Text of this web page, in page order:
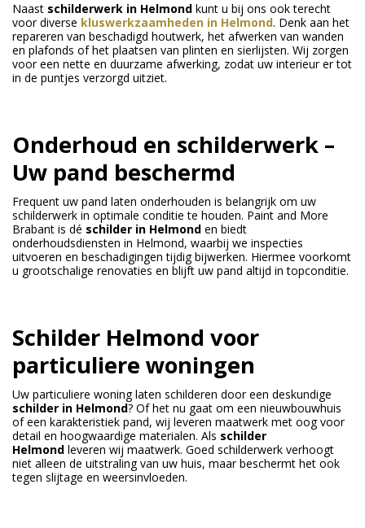
Naast schilderwerk in Helmond kunt u bij ons ook terecht
voor diverse kluswerkzaamheden in Helmond. Denk aan het
repareren van beschadigd houtwerk, het afwerken van wanden
en plafonds of het plaatsen van plinten en sierlijsten. Wij zorgen
voor een nette en duurzame afwerking, zodat uw interieur er tot
in de puntjes verzorgd uitziet.
Onderhoud en schilderwerk –
Uw pand beschermd
Frequent uw pand laten onderhouden is belangrijk om uw
schilderwerk in optimale conditie te houden. Paint and More
Brabant is dé schilder in Helmond en biedt
onderhoudsdiensten in Helmond, waarbij we inspecties
uitvoeren en beschadigingen tijdig bijwerken. Hiermee voorkomt
u grootschalige renovaties en blijft uw pand altijd in topconditie.
Schilder Helmond voor
particuliere woningen
Uw particuliere woning laten schilderen door een deskundige
schilder in Helmond? Of het nu gaat om een nieuwbouwhuis
of een karakteristiek pand, wij leveren maatwerk met oog voor
detail en hoogwaardige materialen. Als schilder
Helmond leveren wij maatwerk. Goed schilderwerk verhoogt
niet alleen de uitstraling van uw huis, maar beschermt het ook
tegen slijtage en weersinvloeden.